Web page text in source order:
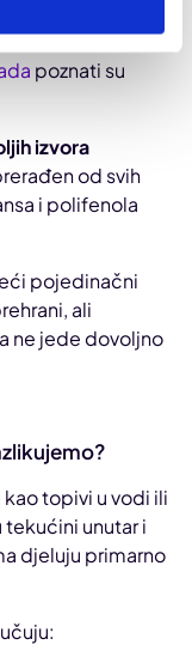
poznati su
izvora
od svih
i polifenola
pojedinačni
ali
ne jede dovoljno
topivi u vodi ili
unutar i
djeluju primarno